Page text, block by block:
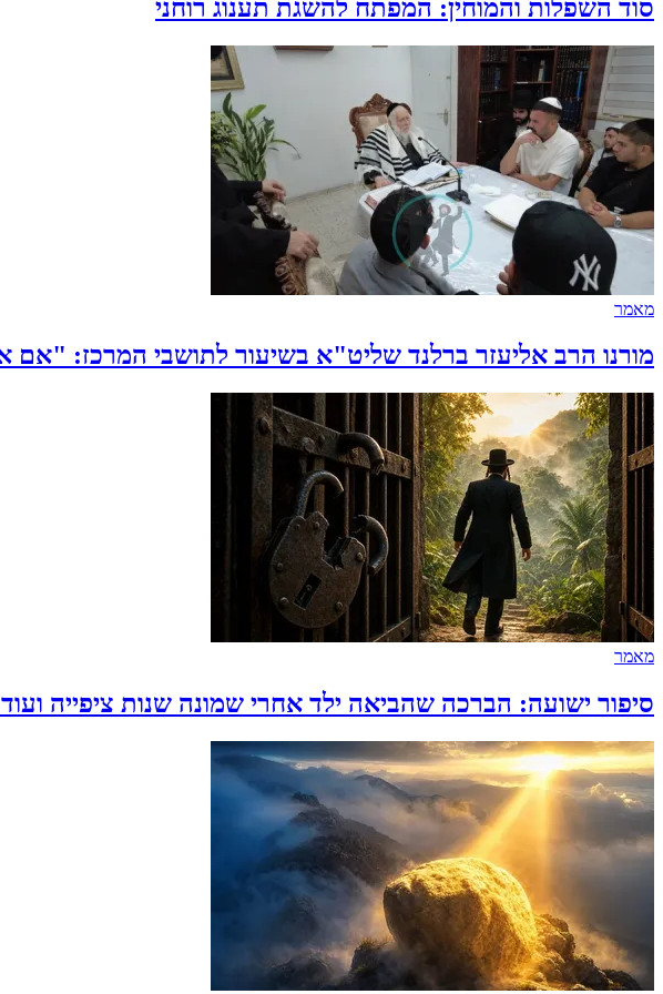
סוד השפלות והמוחין: המפתח להשגת תענוג רוחני
מאמר
מורנו הרב אליעזר ברלנד שליט"א בשיעור לתושבי המרכז:
מאמר
סיפור ישועה: הברכה שהביאה ילד אחרי שמונה שנות ציפייה ועוד 4 סיפורים